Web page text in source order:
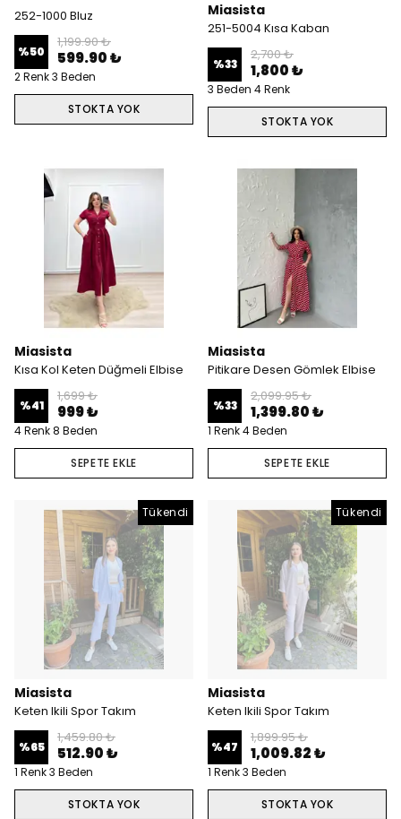
252-1000 Bluz
%50
1,199.90 ₺
599.90 ₺
2 Renk 3 Beden
STOKTA YOK
Miasista
251-5004 Kısa Kaban
%33
2,700 ₺
1,800 ₺
3 Beden 4 Renk
STOKTA YOK
Miasista
Kısa Kol Keten Düğmeli Elbise
%41
1,699 ₺
999 ₺
4 Renk 8 Beden
SEPETE EKLE
Miasista
Pitikare Desen Gömlek Elbise
%33
2,099.95 ₺
1,399.80 ₺
1 Renk 4 Beden
SEPETE EKLE
Tükendi
Miasista
Keten Ikili Spor Takım
%65
1,459.80 ₺
512.90 ₺
1 Renk 3 Beden
STOKTA YOK
Tükendi
Miasista
Keten Ikili Spor Takım
%47
1,899.95 ₺
1,009.82 ₺
1 Renk 3 Beden
STOKTA YOK